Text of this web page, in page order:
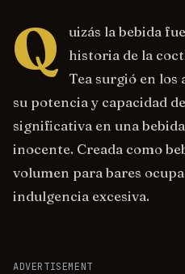
Q
uizás la bebida
historia de la
Tea surgió en los
su potencia y capacidad
significativa en una
inocente. Creada como
volumen para bares
indulgencia excesiva.
ADVERTISEMENT